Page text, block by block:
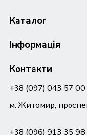
Каталог
Інформація
Контакти
+38 (097) 043 57 00
м. Житомир,
+38 (096) 913 35 98